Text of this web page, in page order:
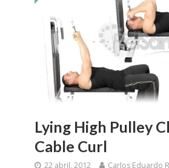
Lying High Pulley
Cable Curl
22 abril, 2012 Carlos Eduardo